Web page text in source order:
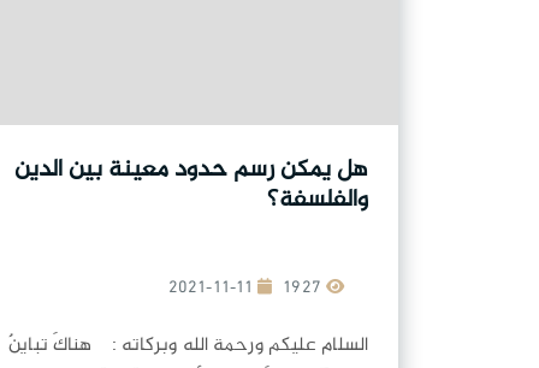
هل يمكن رسم حدود معينة بين الدين
والفلسفة؟
2021-11-11
السلام عليكم ورحمة الله وبركاته : هناكَ تباينٌ